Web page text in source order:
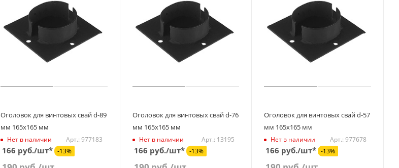
Оголовок для винтовых свай d-89
мм 165х165 мм
Нет в наличии Арт.: 977183
166 руб./шт* -13%
Оголовок для винтовых свай d-76
мм 165х165 мм
Нет в наличии Арт.: 13195
166 руб./шт* -13%
Оголовок для винтовых свай d-57
мм 165х165 мм
Нет в наличии Арт.: 977678
166 руб./шт* -13%